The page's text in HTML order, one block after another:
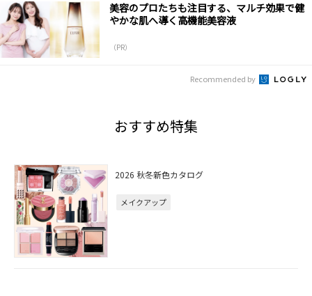
美容のプロたちも注目する、マルチ効果で健
やかな肌へ導く高機能美容液
（PR）
Recommended by
おすすめ特集
2026 秋冬新色カタログ
メイクアップ